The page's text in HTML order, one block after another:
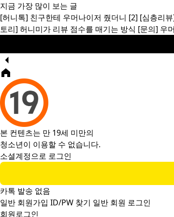
지금 가장 많이 보는 글
[허니톡] 친구한테 우머나이저 줬더니 [2] [심층리
토리] 허니미가 리뷰 점수를 매기는 방식 [문의] 우
본 컨텐츠는 만 19세 미만의
청소년이 이용할 수 없습니다.
소셜계정으로 로그인
카톡 발송 없음
일반 회원가입 ID/PW 찾기 일반 회원 로그인
회원로그인